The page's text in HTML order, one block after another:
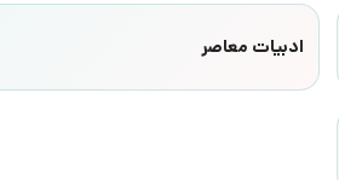
ادبیات معاصر